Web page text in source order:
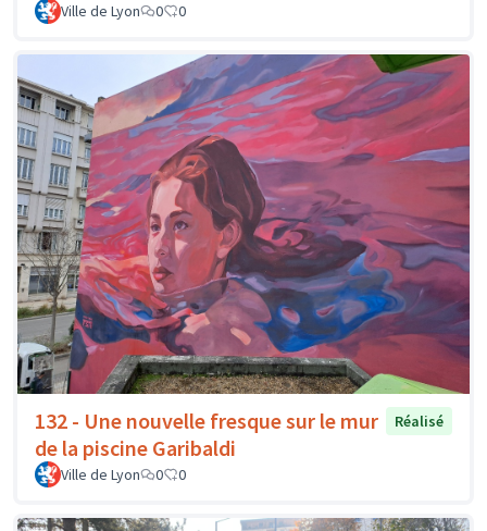
Ville de Lyon 0 0
132 - Une nouvelle fresque sur le mur
de la piscine Garibaldi
Réalisé
Ville de Lyon 0 0